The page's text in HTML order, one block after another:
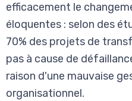
efficacement le
éloquentes : selon des
70% des projets de
pas à cause de
raison d'une mauvaise
organisationnel.